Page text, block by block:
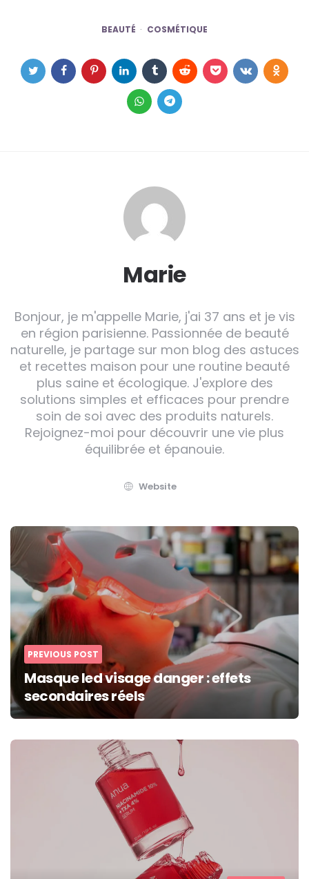
BEAUTÉ COSMÉTIQUE
Marie
Bonjour, je m'appelle Marie, j'ai 37 ans et je vis
en région parisienne. Passionnée de beauté
naturelle, je partage sur mon blog des astuces
et recettes maison pour une routine beauté
plus saine et écologique. J'explore des
solutions simples et efficaces pour prendre
soin de soi avec des produits naturels.
Rejoignez-moi pour découvrir une vie plus
équilibrée et épanouie.
Website
Post
navigation
PREVIOUS POST
Masque led visage danger : effets
secondaires réels